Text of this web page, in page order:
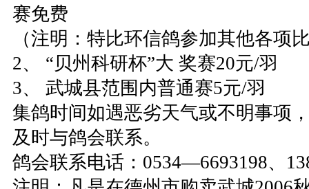
赛免费
（注明：特比环信鸽参加其他各项
2、 “贝州科研杯”大 奖赛20元/羽
3、 武城县范围内普通赛5元/羽
集鸽时间如遇恶劣天气或不明事项
及时与鸽会联系。
鸽会联系电话：0534—6693198、